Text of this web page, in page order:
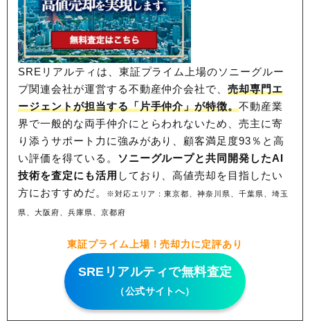
SREリアルティは、東証プライム上場のソニーグルー
プ関連会社が運営する不動産仲介会社で、売却専門エ
ージェントが担当する「片手仲介」が特徴。不動産業
界で一般的な両手仲介にとらわれないため、売主に寄
り添うサポート力に強みがあり、顧客満足度93％と高
い評価を得ている。 ソニーグループと共同開発したAI
技術を査定にも活用 しており、高値売却を目指したい
方におすすめだ。
※対応エリア：東京都、神奈川県、千葉県、埼玉
県、大阪府、兵庫県、京都府
東証プライム上場！売却力に定評あり
SREリアルティで無料査定
（公式サイトへ）